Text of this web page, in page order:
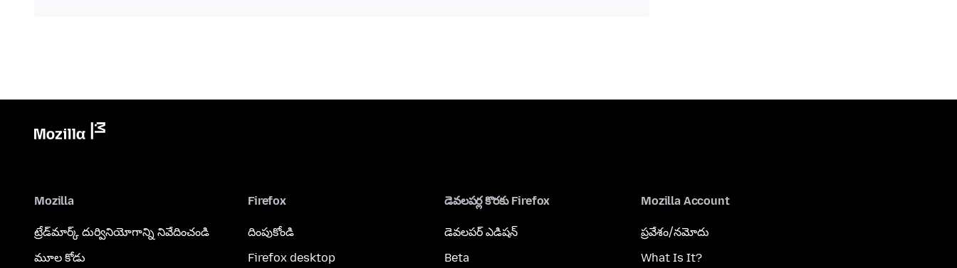
Mozilla
ట్రేడ్‌మార్క్ దుర్వినియోగాన్ని నివేదించండి
మూల కోడు
Firefox
దింపుకోండి
Firefox desktop
డెవలపర్ల కొరకు Firefox
డెవలపర్ ఎడిషన్
Beta
Mozilla Account
ప్రవేశం/నమోదు
What Is It?